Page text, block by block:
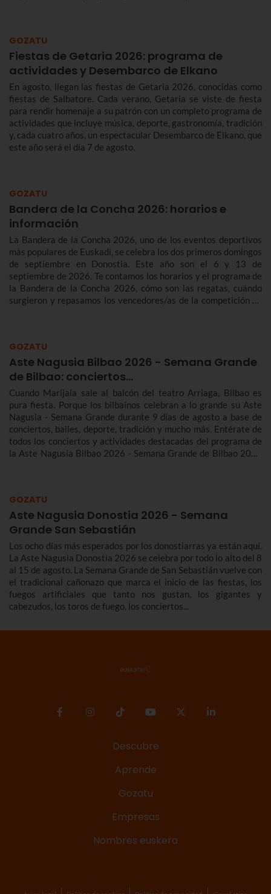
septiembre.
GOZATU
Fiestas de Getaria 2026: programa de
actividades y Desembarco de Elkano
En agosto, llegan las fiestas de Getaria 2026, conocidas como
fiestas de Salbatore. Cada verano, Getaria se viste de fiesta
para rendir homenaje a su patrón con un completo programa de
actividades que incluye música, deporte, gastronomía, tradición
y, cada cuatro años, un espectacular Desembarco de Elkano, que
este año será el día 7 de agosto.
GOZATU
Bandera de la Concha 2026: horarios e
información
La Bandera de la Concha 2026, uno de los eventos deportivos
más populares de Euskadi, se celebra los dos primeros domingos
de septiembre en Donostia. Este año son el 6 y 13 de
septiembre de 2026. Te contamos los horarios y el programa de
la Bandera de la Concha 2026, cómo son las regatas, cuándo
surgieron y repasamos los vencedores/as de la competición de
GOZATU
Aste Nagusia Bilbao 2026 - Semana Grande
de Bilbao: conciertos…
Cuando Marijaia sale al balcón del teatro Arriaga, Bilbao es
pura fiesta. Porque los bilbaínos celebran a lo grande su Aste
Nagusia - Semana Grande durante 9 días de agosto a base de
conciertos, bailes, deporte, tradición y mucho más. Entérate de
todos los conciertos y actividades destacadas del programa de
la Aste Nagusia Bilbao 2026 - Semana Grande de Bilbao 2026
GOZATU
Aste Nagusia Donostia 2026 - Semana
Grande San Sebastián
Los ocho días más esperados por los donostiarras ya están aquí.
La Aste Nagusia Donostia 2026 se celebra por todo lo alto del 8
al 15 de agosto. La Semana Grande de San Sebastián vuelve con
el tradicional cañonazo que marca el inicio de las fiestas, los
fuegos artificiales que tanto nos gustan, los gigantes y
cabezudos, los toros de fuego, los conciertos...
Descubre
Aprende
Gozatu
Empresas
Nombres euskera